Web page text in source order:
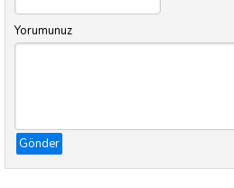
Yorumunuz
Gönder